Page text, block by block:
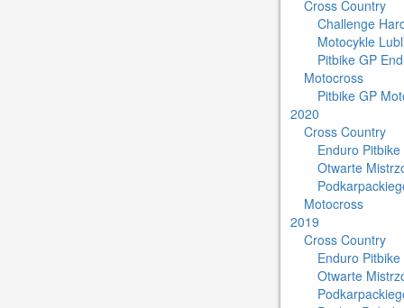
Cross Country
Challenge
Motocykle
Pitbike GP
Motocross
Pitbike GP
2020
Cross Country
Enduro Pitbike
Otwarte
Motocross
2019
Cross Country
Enduro Pitbike
Otwarte